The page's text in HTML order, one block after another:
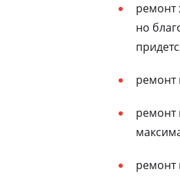
ремонт
но
ремонт
ремонт
ремонт